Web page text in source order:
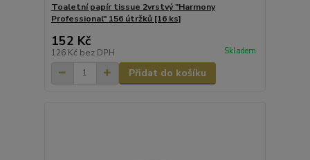
Toaletní papír tissue 2vrstvý "Harmony
Professional" 156 útržků [16 ks]
152 Kč
126 Kč bez DPH Skladem
Přidat do košíku